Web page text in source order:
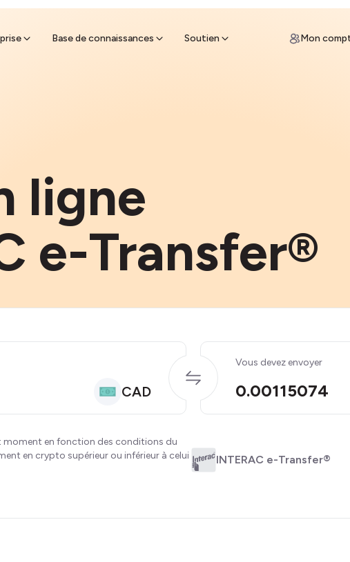
Base de connaissances Soutien
récupérez des espèces
Mon
ligne
e-Transfer®
CAD
Vous devez envoyer
0.00115074
moment en fonction des conditions du
en crypto supérieur ou inférieur à celui
INTERAC e-Transfer®